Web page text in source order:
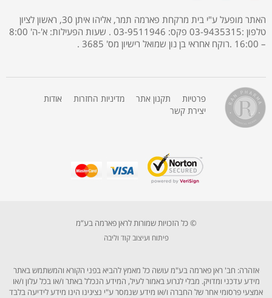
האתר מופעל ע"י בית מרקחת פארמה תמר, אליהו איתן 30, ראשון לציון
טלפון :03-9435315 פקס: 03-9511946 . שעות הפעילות: א'-ה' 8:00
– 16:00 .רוקח אחראי בן נון שמואל רישיון מס' 3685 .
פרטיות תקנון אתר מדיניות החזרות
אודות
יצירת קשר
© כל הזכויות שמורות לראן פארמה בע”מ
פיתוח ועיצוב קוד וליבה
אזהרה: חב' ראן פארמה בע"מ עושה כל מאמץ להביא בפני הקורא והמשתמש באתר
מידע עדכני ומדויק. מבלי לגרוע באמור לעיל, המידע הנכלל באתר ו/או בכל עלון ו/או
אמצעי פרסומי אחר של החברה ו/או מידע שנמסר ע"י נציגינו הינו מידע לידיעה בלבד